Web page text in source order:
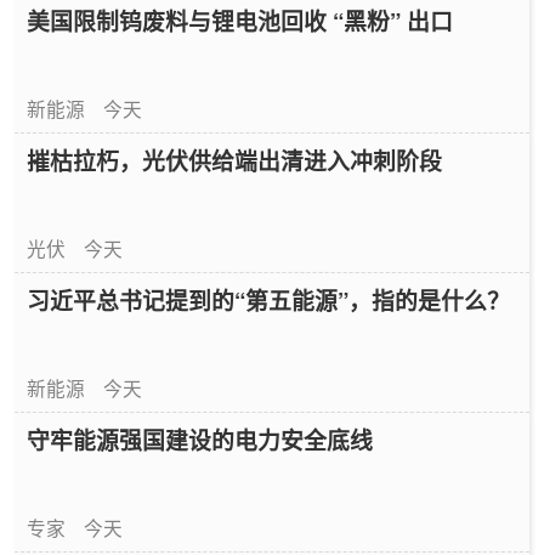
美国限制钨废料与锂电池回收 “黑粉” 出口
新能源 今天
摧枯拉朽，光伏供给端出清进入冲刺阶段
光伏 今天
习近平总书记提到的“第五能源”，指的是什么？
新能源 今天
守牢能源强国建设的电力安全底线
专家 今天